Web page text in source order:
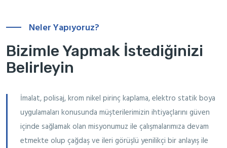
Neler Yapıyoruz?
Bizimle Yapmak İstediğinizi
Belirleyin
İmalat, polisaj, krom nikel pirinç kaplama, elektro statik boya
uygulamaları konusunda müşterilerimizin ihtiyaçlarını güven
içinde sağlamak olan misyonumuz ile çalışmalarımıza devam
etmekte olup çağdaş ve ileri görüşlü yenilikçi bir anlayış ile